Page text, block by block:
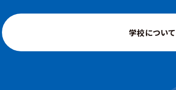
学校について